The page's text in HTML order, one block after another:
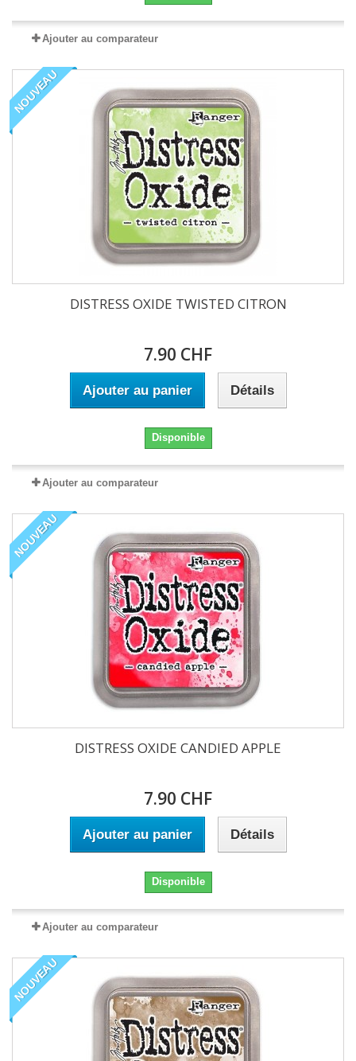
Ajouter au comparateur
NOUVEAU
DISTRESS OXIDE TWISTED CITRON
7.90 CHF
Ajouter au panier Détails
Disponible
Ajouter au comparateur
NOUVEAU
DISTRESS OXIDE CANDIED APPLE
7.90 CHF
Ajouter au panier Détails
Disponible
Ajouter au comparateur
NOUVEAU